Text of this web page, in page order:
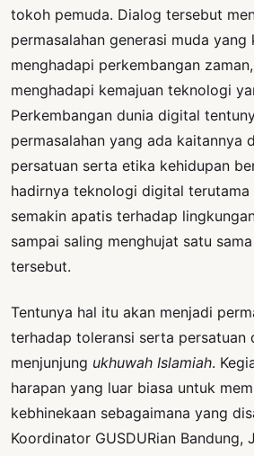
tokoh pemuda. Dialog tersebut
permasalahan generasi muda
menghadapi perkembangan
menghadapi kemajuan teknologi
Perkembangan dunia digital
permasalahan yang ada kaitannya
persatuan serta etika kehidupan
hadirnya teknologi digital terutama
semakin apatis terhadap
sampai saling menghujat satu
tersebut.
Tentunya hal itu akan menjadi
terhadap toleransi serta persatuan
menjunjung ukhuwah Islamiah.
harapan yang luar biasa untuk
kebhinekaan sebagaimana yang
Koordinator GUSDURian Bandung,